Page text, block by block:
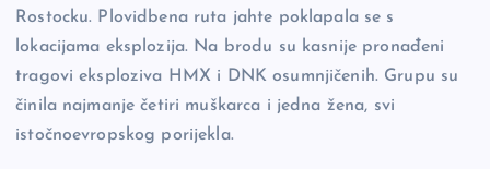
Rostocku. Plovidbena ruta jahte poklapala se s
lokacijama eksplozija. Na brodu su kasnije pronađeni
tragovi eksploziva HMX i DNK osumnjičenih. Grupu su
činila najmanje četiri muškarca i jedna žena, svi
istočnoevropskog porijekla.